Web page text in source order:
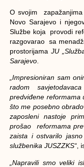
O svojim
Novo Sarajevo i
Službe koja provodi
razgovarao sa
prostorijama JU
Sarajevo
„Impresioniran sam
radom
predviđene reformama
što me posebno
zaposleni nastoje
prošao reformama
zaista i ostvarilo
službenika JUSZZKS“,
„Napravili smo veliki